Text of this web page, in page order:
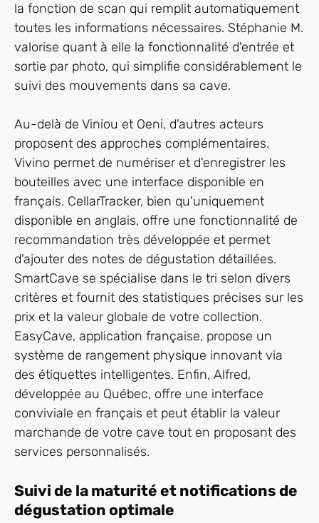
la fonction de scan qui remplit automatiquement
toutes les informations nécessaires. Stéphanie M.
valorise quant à elle la fonctionnalité d'entrée et
sortie par photo, qui simplifie considérablement le
suivi des mouvements dans sa cave.
Au-delà de Viniou et Oeni, d'autres acteurs
proposent des approches complémentaires.
Vivino permet de numériser et d'enregistrer les
bouteilles avec une interface disponible en
français. CellarTracker, bien qu'uniquement
disponible en anglais, offre une fonctionnalité de
recommandation très développée et permet
d'ajouter des notes de dégustation détaillées.
SmartCave se spécialise dans le tri selon divers
critères et fournit des statistiques précises sur les
prix et la valeur globale de votre collection.
EasyCave, application française, propose un
système de rangement physique innovant via
des étiquettes intelligentes. Enfin, Alfred,
développée au Québec, offre une interface
conviviale en français et peut établir la valeur
marchande de votre cave tout en proposant des
services personnalisés.
Suivi de la maturité et notifications de
dégustation optimale